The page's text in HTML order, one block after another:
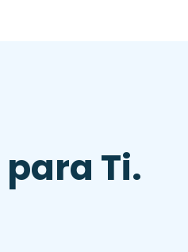
para Ti.